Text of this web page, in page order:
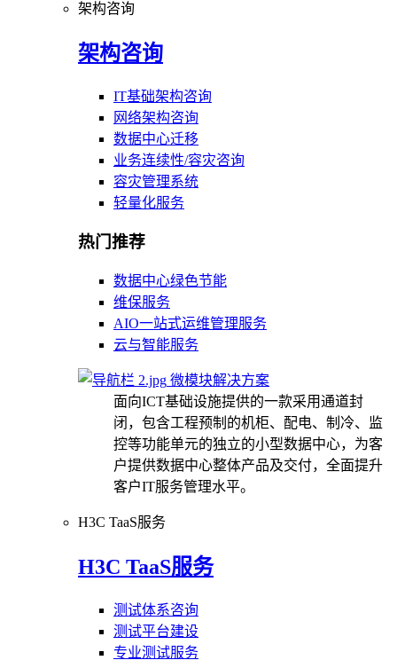
架构咨询
架构咨询
IT基础架构咨询
网络架构咨询
数据中心迁移
业务连续性/容灾咨询
容灾管理系统
轻量化服务
热门推荐
数据中心绿色节能
维保服务
AIO一站式运维管理服务
云与智能服务
微模块解决方案
面向ICT基础设施提供的一款采用通道封
闭，包含工程预制的机柜、配电、制冷、监
控等功能单元的独立的小型数据中心，为客
户提供数据中心整体产品及交付，全面提升
客户IT服务管理水平。
H3C TaaS服务
H3C TaaS服务
测试体系咨询
测试平台建设
专业测试服务